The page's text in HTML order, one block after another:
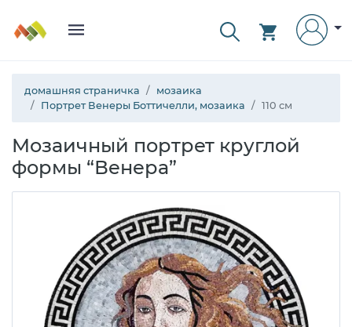
домашняя страничка
мозаика
Портрет Венеры Боттичелли, мозаика
110 см
Мозаичный портрет круглой
формы “Венера”